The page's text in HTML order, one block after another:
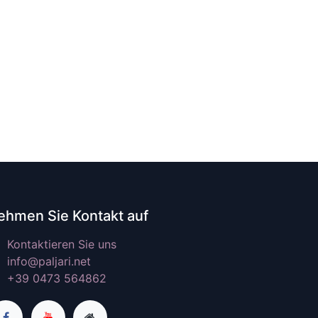
Sie Kontakt auf
Kontaktieren Sie uns
info@paljari.net
+39 0473 564862